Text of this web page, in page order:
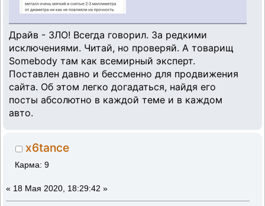
Драйв - ЗЛО! Всегда говорил. За редкими
исключениями. Читай, но проверяй. А товарищ
Somebody там как всемирный эксперт.
Поставлен давно и бессменно для продвижения
сайта. Об этом легко догадаться, найдя его
посты абсолютно в каждой теме и в каждом
авто.
x6tance
Карма: 9
« 18 Мая 2020, 18:29:42 »